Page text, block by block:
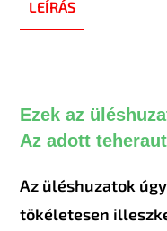
LEÍRÁS
Ezek az
Az adott
Az üléshuzatok
tökéletesen